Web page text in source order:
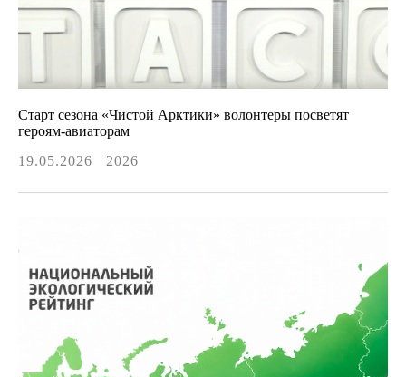
Старт сезона «Чистой Арктики» волонтеры посветят
героям-авиаторам
19.05.2026
2026